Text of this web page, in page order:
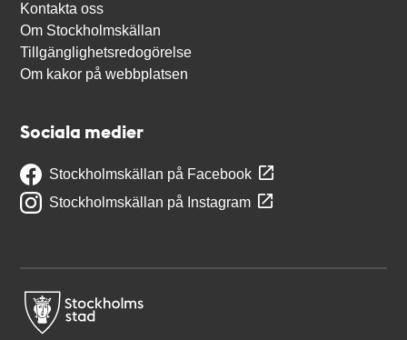
Kontakta oss
Om Stockholmskällan
Tillgänglighetsredogörelse
Om kakor på webbplatsen
Sociala medier
Stockholmskällan på Facebook
Stockholmskällan på Instagram